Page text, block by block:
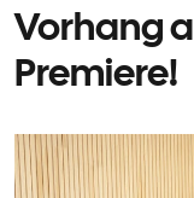
Vorhang
Premiere!